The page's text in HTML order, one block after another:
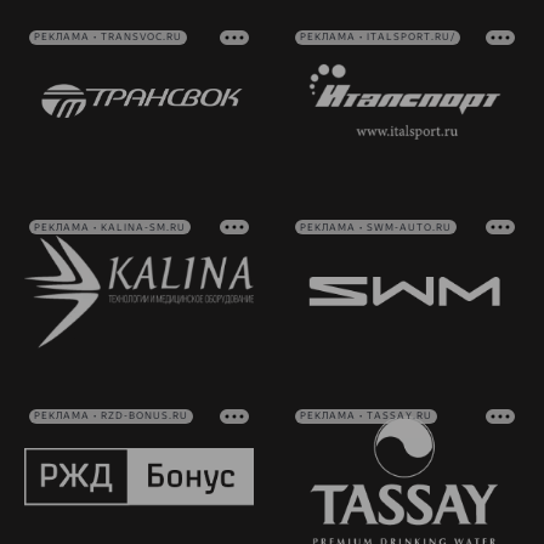
РЕКЛАМА • TRANSVOC.RU РЕКЛАМА • ITALSPORT.RU/
РЕКЛАМА • KALINA-SM.RU РЕКЛАМА • SWM-AUTO.RU
РЕКЛАМА • RZD-BONUS.RU РЕКЛАМА • TASSAY.RU